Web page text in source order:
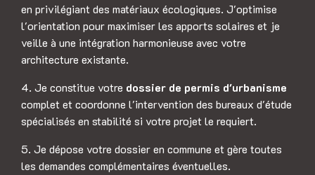
en privilégiant des matériaux écologiques. J'optimise
l'orientation pour maximiser les apports solaires et je
veille à une intégration harmonieuse avec votre
architecture existante.
4. Je constitue votre dossier de permis d'urbanisme
complet et coordonne l'intervention des bureaux d'étude
spécialisés en stabilité si votre projet le requiert.
5. Je dépose votre dossier en commune et gère toutes
les demandes complémentaires éventuelles.